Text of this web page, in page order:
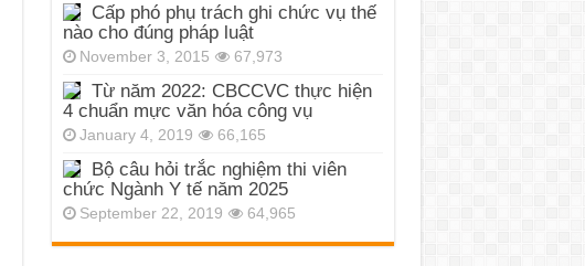
Cấp phó phụ trách ghi chức vụ thế
nào cho đúng pháp luật
November 3, 2015 67,973
Từ năm 2022: CBCCVC thực hiện
4 chuẩn mực văn hóa công vụ
January 4, 2019 66,165
Bộ câu hỏi trắc nghiệm thi viên
chức Ngành Y tế năm 2025
September 22, 2019 64,965